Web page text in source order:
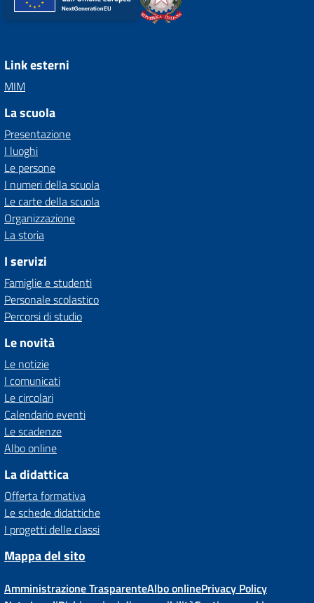
Link esterni
MIM
La scuola
Presentazione
I luoghi
Le persone
I numeri della scuola
Le carte della scuola
Organizzazione
La storia
I servizi
Famiglie e studenti
Personale scolastico
Percorsi di studio
Le novità
Le notizie
I comunicati
Le circolari
Calendario eventi
Le scadenze
Albo online
La didattica
Offerta formativa
Le schede didattiche
I progetti delle classi
Mappa del sito
Amministrazione TrasparenteAlbo onlinePrivacy Policy